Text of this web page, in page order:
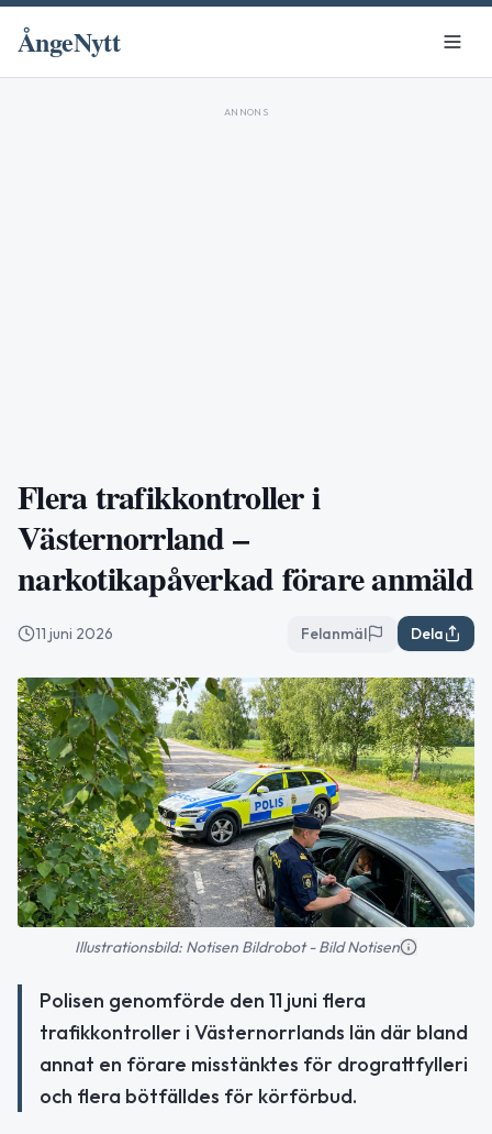
ÅngeNytt
ANNONS
Flera trafikkontroller i
Västernorrland –
narkotikapåverkad förare anmäld
11 juni 2026 Felanmäl Dela
Illustrationsbild: Notisen Bildrobot - Bild Notisen
Polisen genomförde den 11 juni flera
trafikkontroller i Västernorrlands län där bland
annat en förare misstänktes för drograttfylleri
och flera bötfälldes för körförbud.